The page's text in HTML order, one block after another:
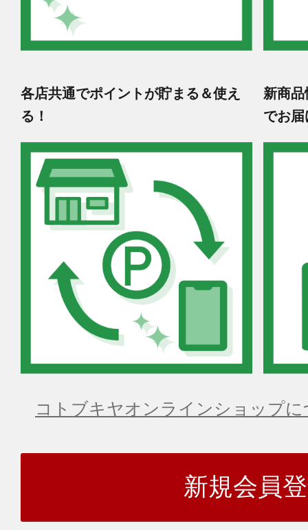
各店共通でポイントが貯まる＆使え
る！
新商
でお届
コトブキヤオンラインショップ